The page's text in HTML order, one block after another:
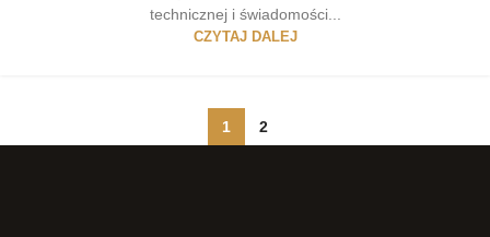
technicznej i świadomości...
CZYTAJ DALEJ
1 2